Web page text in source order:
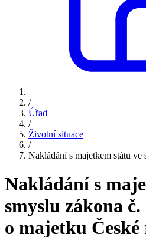
/
Úřad
/
Životní situace
/
Nakládání s majetkem státu
Nakládání s
smyslu zákona č.
o majetku